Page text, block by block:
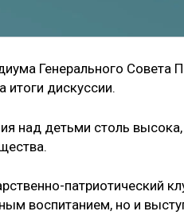
Генерального Совета
итоги дискуссии.
над детьми столь
патриотический
воспитанием, но и